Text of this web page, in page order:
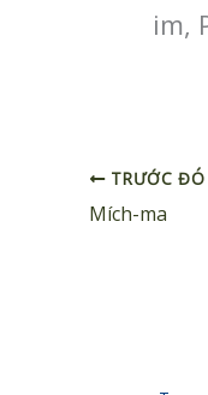
im,
TRƯỚC ĐÓ
Mích-ma